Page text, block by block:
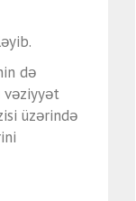
də
vəziyyət
üzərində